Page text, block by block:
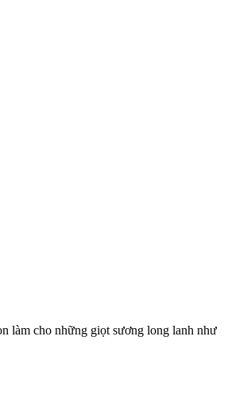
làm cho những giọt sương long lanh như